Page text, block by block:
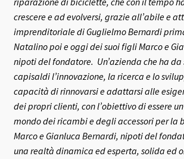
crescere e ad evolversi, grazie all’abile e
imprenditoriale di Guglielmo Bernardi
Natalino poi e oggi dei suoi figli Marco e
nipoti del fondatore. Un’azienda che ha
capisaldi l’innovazione, la ricerca e lo
capacità di rinnovarsi e adattarsi alle
dei propri clienti, con l’obiettivo di essere
mondo dei ricambi e degli accessori per la
Marco e Gianluca Bernardi, nipoti del
una realtà dinamica ed esperta, solida ed